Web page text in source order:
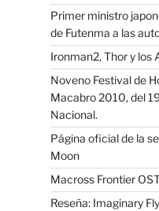
Primer ministro
de Futenma a las
Ironman2, Thor y los
Noveno Festival de
Macabro 2010, del
Nacional.
Página oficial de la
Moon
Macross Frontier
Reseña: Imaginary